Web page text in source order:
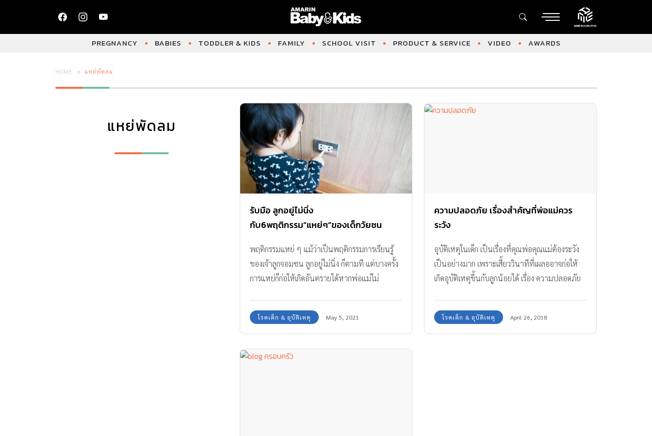
PREGNANCY BABIES TODDLER & KIDS FAMILY SCHOOL VISIT PRODUCT & SERVICE VIDEO AWARDS
HOME แหย่พัดลม
แหย่พัดลม
รับมือ ลูกอยู่ไม่นิ่ง
กับ6พฤติกรรม”แหย่ๆ”ของเด็กวัยซน
พฤติกรรมแหย่ ๆ แม้ว่าเป็นพฤติกรรมการเรียนรู้
ของเจ้าลูกจอมซน ลูกอยู่ไม่นิ่ง ก็ตามที แต่บางครั้ง
การแหย่ก็ก่อให้เกิดอันตรายได้หากพ่อแม่ไม่
โรคเด็ก & อุบัติเหตุ May 5, 2021
ความปลอดภัย เรื่องสำคัญที่พ่อแม่ควร
ระวัง
อุบัติเหตุในเด็ก เป็นเรื่องที่คุณพ่อคุณแม่ต้องระวัง
เป็นอย่างมาก เพราะเสี้ยววินาทีที่เผลออาจก่อให้
เกิดอุบัติเหตุขึ้นกับลูกน้อยได้ เรื่อง ความปลอดภัย
โรคเด็ก & อุบัติเหตุ April 26, 2018